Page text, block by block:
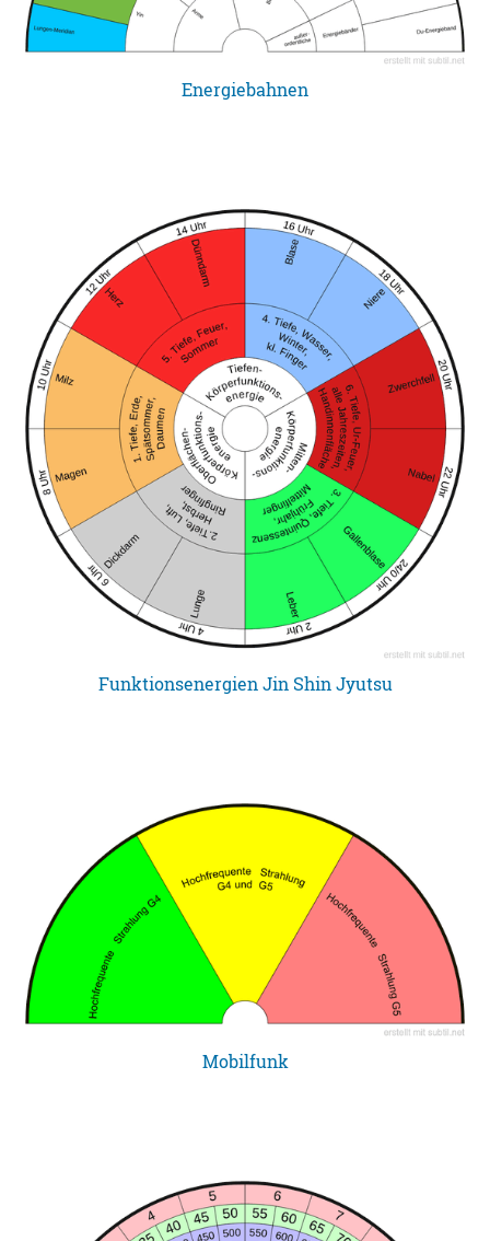
Energiebahnen
Funktionsenergien Jin Shin Jyutsu
Mobilfunk